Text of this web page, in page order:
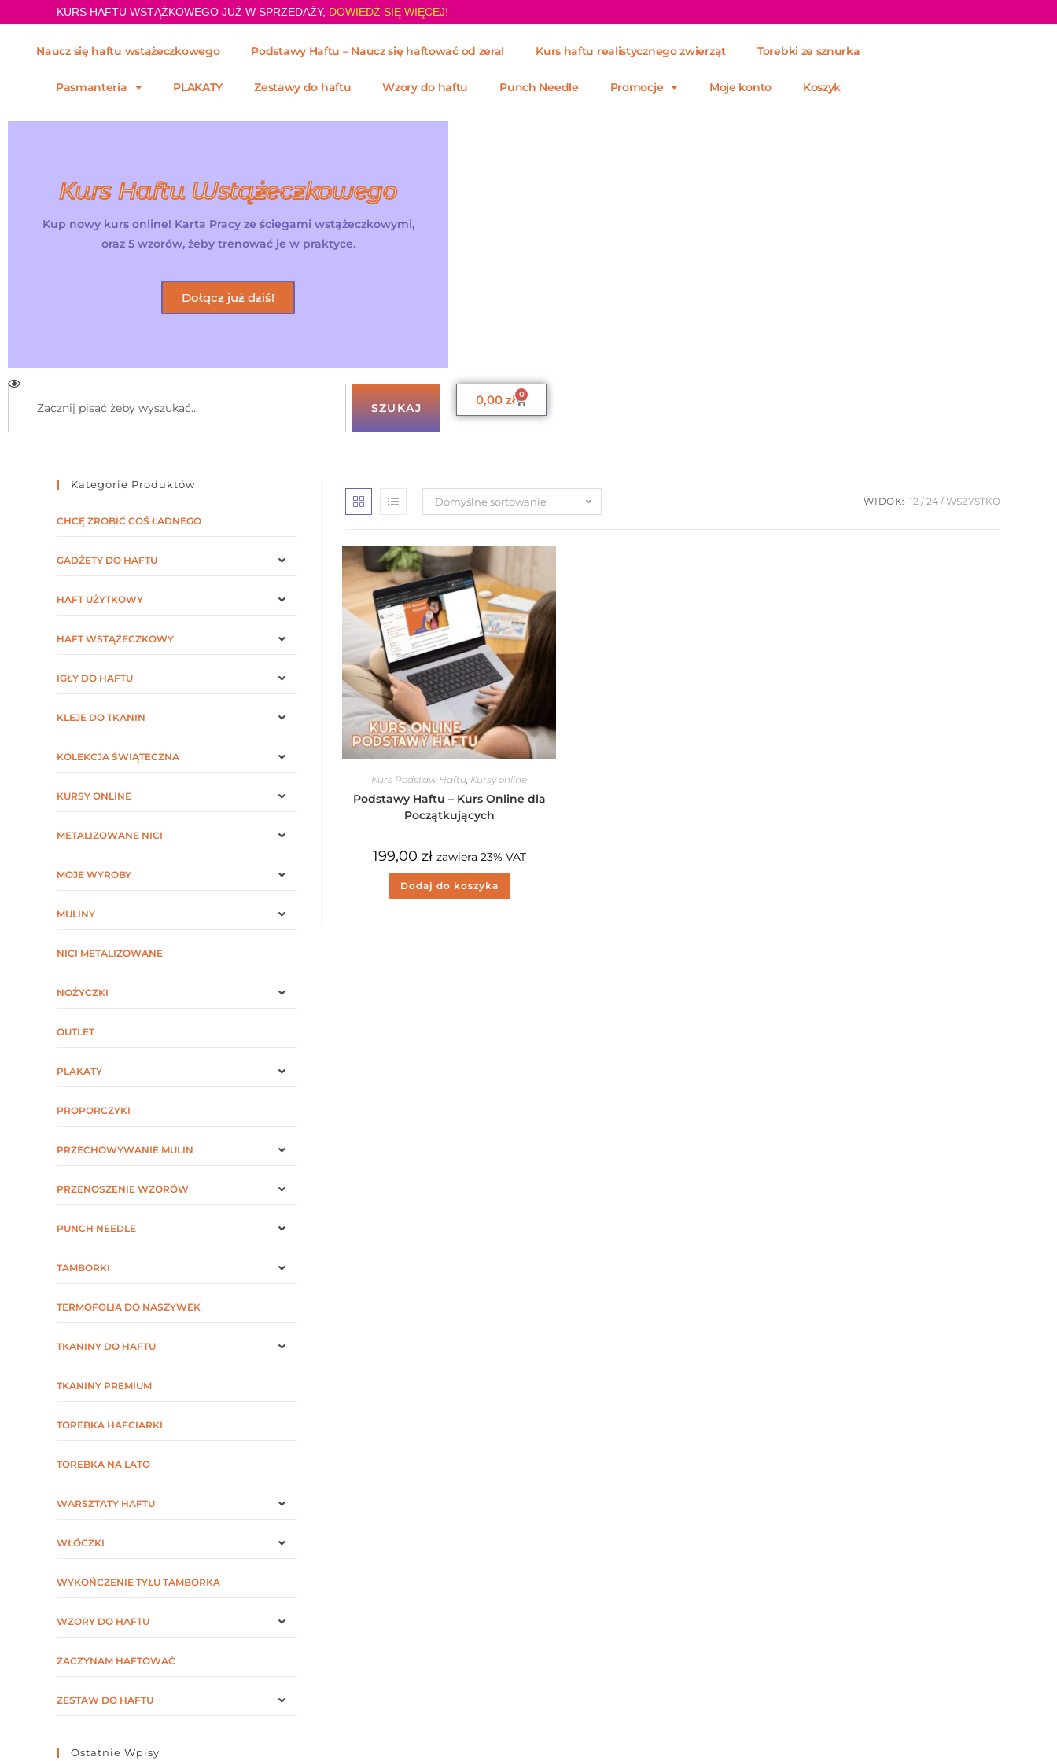
KURS HAFTU WSTĄŻKOWEGO JUŻ W SPRZEDAŻY, DOWIEDŹ SIĘ WIĘCEJ!
Naucz się haftu wstążeczkowego Podstawy Haftu – Naucz się haftować od zera! Kurs haftu realistycznego zwierząt Torebki ze sznurka
Pasmanteria PLAKATY Zestawy do haftu Wzory do haftu Punch Needle Promocje Moje konto Koszyk
Kurs Haftu Wstążeczkowego
Kup nowy kurs online! Karta Pracy ze ściegami wstążeczkowymi,
oraz 5 wzorów, żeby trenować je w praktyce.
Dołącz już dziś!
SZUKAJ
0,00 zł 0
Domyślne sortowanie WIDOK: 12 24 WSZYSTKO
Kurs Podstaw Haftu Kursy online
Podstawy Haftu – Kurs Online dla
Początkujących
199,00 zł zawiera 23% VAT
Dodaj do koszyka
Kategorie Produktów
CHCĘ ZROBIĆ COŚ ŁADNEGO
GADŻETY DO HAFTU
HAFT UŻYTKOWY
HAFT WSTĄŻECZKOWY
IGŁY DO HAFTU
KLEJE DO TKANIN
KOLEKCJA ŚWIĄTECZNA
KURSY ONLINE
METALIZOWANE NICI
MOJE WYROBY
MULINY
NICI METALIZOWANE
NOŻYCZKI
OUTLET
PLAKATY
PROPORCZYKI
PRZECHOWYWANIE MULIN
PRZENOSZENIE WZORÓW
PUNCH NEEDLE
TAMBORKI
TERMOFOLIA DO NASZYWEK
TKANINY DO HAFTU
TKANINY PREMIUM
TOREBKA HAFCIARKI
TOREBKA NA LATO
WARSZTATY HAFTU
WŁÓCZKI
WYKOŃCZENIE TYŁU TAMBORKA
WZORY DO HAFTU
ZACZYNAM HAFTOWAĆ
ZESTAW DO HAFTU
Ostatnie Wpisy